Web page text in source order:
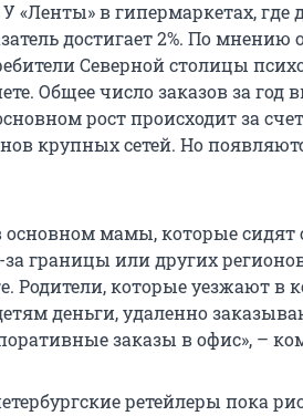
У «Ленты» в гипермаркетах, где
достигает 2%. По
Северной столицы
Общее число заказов за год
рост происходит за
крупных сетей. Но
основном мамы, которые
границы или других
Родители, которые уезжают в
деньги, удаленно
заказы в офис», –
ретейлеры пока